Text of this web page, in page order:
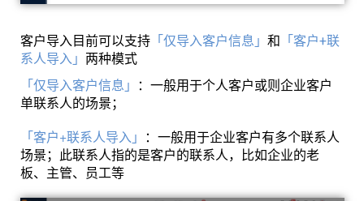
客户导入目前可以支持 「仅导入客户信息」 和 「客户+联
系人导入」 两种模式
「仅导入客户信息」 ：一般用于个人客户或则企业客户
单联系人的场景；
「客户+联系人导入」 ： 一般用于企业客户有多个联系人
场景；此联系人指的是客户的联系人，比如企业的老
板、主管、员工等